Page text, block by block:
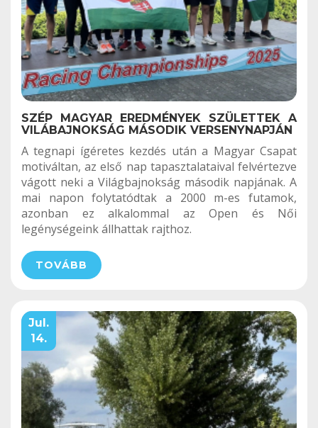
SZÉP MAGYAR EREDMÉNYEK SZÜLETTEK A
VILÁBAJNOKSÁG MÁSODIK VERSENYNAPJÁN
A tegnapi ígéretes kezdés után a Magyar Csapat
motiváltan, az első nap tapasztalataival felvértezve
vágott neki a Világbajnokság második napjának. A
mai napon folytatódtak a 2000 m-es futamok,
azonban ez alkalommal az Open és Női
legénységeink állhattak rajthoz.
TOVÁBB
Jul.
14.